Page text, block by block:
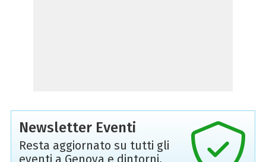
Newsletter Eventi
Resta aggiornato su tutti gli
eventi a Genova e dintorni,